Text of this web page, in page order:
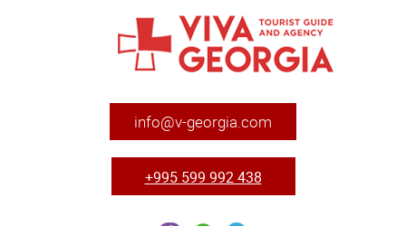
info@v-georgia.com
+995 599 992 438